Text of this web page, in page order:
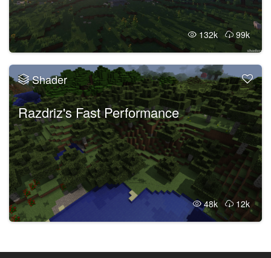
132k 99k
Shader
Razdriz's Fast Performance
48k 12k